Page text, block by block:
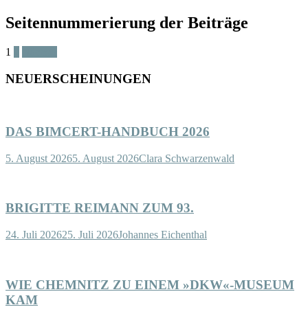
Seitennummerierung der Beiträge
1
NEUERSCHEINUNGEN
DAS BIMCERT-HANDBUCH 2026
5. August 20265. August 2026Clara Schwarzenwald
BRIGITTE REIMANN ZUM 93.
24. Juli 202625. Juli 2026Johannes Eichenthal
WIE CHEMNITZ ZU EINEM »DKW«-MUSEUM
KAM